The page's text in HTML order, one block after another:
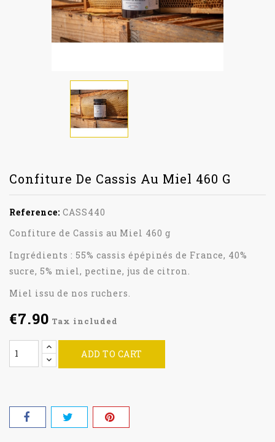
Confiture De Cassis Au Miel 460 G
Reference: CASS440
Confiture de Cassis au Miel 460 g
Ingrédients : 55% cassis épépinés de France, 40%
sucre, 5% miel, pectine, jus de citron.
Miel issu de nos ruchers.
€7.90 Tax included
ADD TO CART